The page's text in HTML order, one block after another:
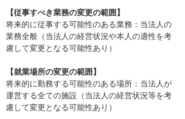
【従事すべき業務の変更の範囲】
将来的に従事する可能性のある業務：当法人の
業務全般（当法人の経営状況や本人の適性を考
慮して変更となる可能性あり）
【就業場所の変更の範囲】
将来的に勤務する可能性のある場所：当法人が
運営する全ての施設（当法人の経営状況等を考
慮して変更となる可能性あり）